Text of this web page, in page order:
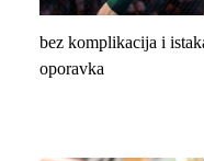
bez komplikacija i
oporavka